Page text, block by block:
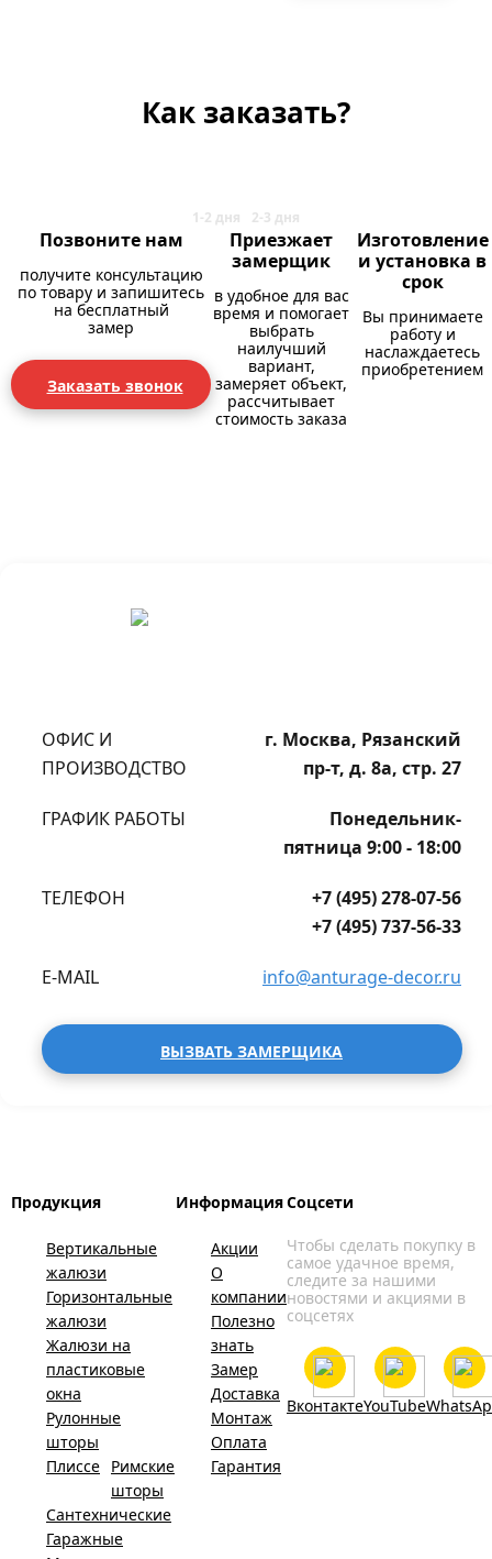
Как заказать?
Позвоните нам
получите консультацию
по товару и запишитесь
на бесплатный
замер
Заказать звонок
Приезжает
замерщик
в удобное для вас
время и помогает
выбрать
наилучший
вариант,
замеряет объект,
рассчитывает
стоимость заказа
Изготовление
и установка в
срок
Вы принимаете
работу и
наслаждаетесь
приобретением
ОФИС И
ПРОИЗВОДСТВО
г. Москва, Рязанский
пр-т, д. 8а, стр. 27
ГРАФИК РАБОТЫ
Понедельник-
пятница 9:00 - 18:00
ТЕЛЕФОН
+7 (495) 278-07-56
+7 (495) 737-56-33
E-MAIL info@anturage-decor.ru
ВЫЗВАТЬ ЗАМЕРЩИКА
Продукция
Вертикальные
жалюзи
Горизонтальные
жалюзи
Жалюзи на
пластиковые
окна
Рулонные
шторы
Плиссе Римские
шторы
Сантехнические
Гаражные
Информация
Акции
О
компании
Полезно
знать
Замер
Доставка
Монтаж
Оплата
Гарантия
Соцсети
Чтобы сделать покупку в
самое удачное время,
следите за нашими
новостями и акциями в
соцсетях
ВконтактеYouTube